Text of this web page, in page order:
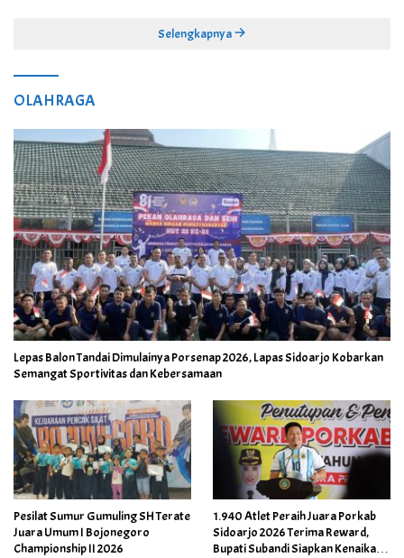
Selengkapnya
OLAHRAGA
Lepas Balon Tandai Dimulainya Porsenap 2026, Lapas Sidoarjo Kobarkan
Semangat Sportivitas dan Kebersamaan
Pesilat Sumur Gumuling SH Terate
Juara Umum I Bojonegoro
Championship II 2026
1.940 Atlet Peraih Juara Porkab
Sidoarjo 2026 Terima Reward,
Bupati Subandi Siapkan Kenaikan